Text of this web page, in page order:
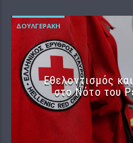
ΔΟΥΛΓΕΡΆΚΗ
Εθελοντισμός
στο Νότο του